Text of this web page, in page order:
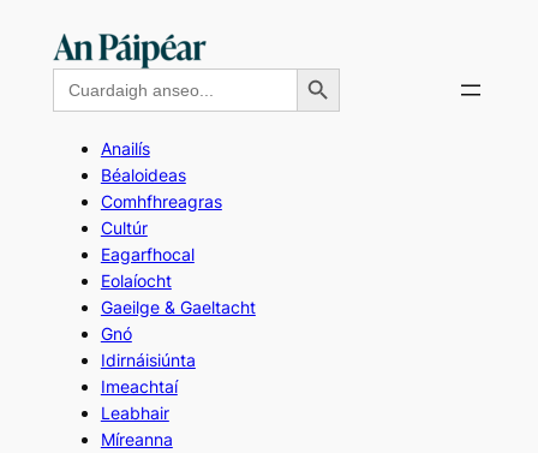
contentSearch
for:
Search Button
Anailís
Béaloideas
Comhfhreagras
Cultúr
Eagarfhocal
Eolaíocht
Gaeilge & Gaeltacht
Gnó
Idirnáisiúnta
Imeachtaí
Leabhair
Míreanna